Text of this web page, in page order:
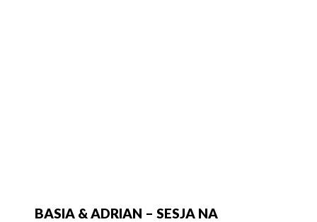
BASIA & ADRIAN – SESJA NA